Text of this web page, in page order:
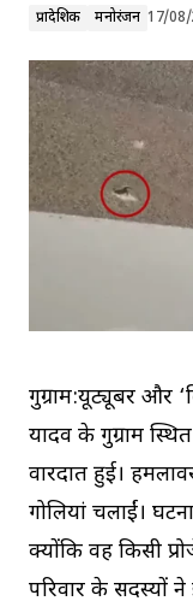
प्रादेशिक मनोरंजन 17/
गुरुग्राम:यूट्यूबर और
यादव के गुरुग्राम
वारदात हुई।
गोलियां चलाईं।
क्योंकि वह किसी
परिवार के सदस्यों